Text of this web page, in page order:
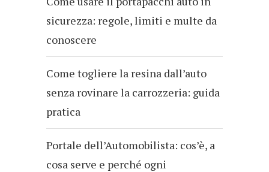
sicurezza: regole, limiti e multe da
conoscere
Come togliere la resina dall’auto
senza rovinare la carrozzeria: guida
pratica
Portale dell’Automobilista: cos’è, a
cosa serve e perché ogni